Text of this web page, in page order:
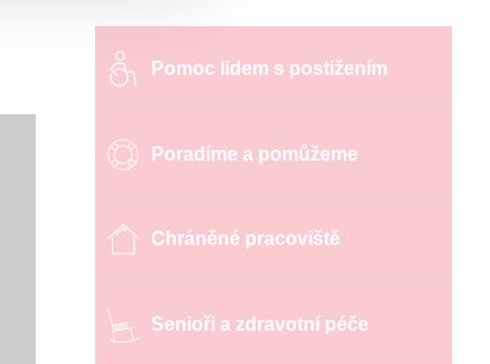
Pomoc lidem s postižením
Poradíme a pomůžeme
Chráněné pracoviště
Senioři a zdravotní péče